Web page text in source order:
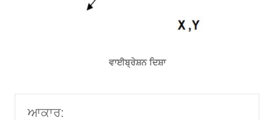
ਵਾਈਬ੍ਰੇਸ਼ਨ ਦਿਸ਼ਾ
ਆਕਾਰ: